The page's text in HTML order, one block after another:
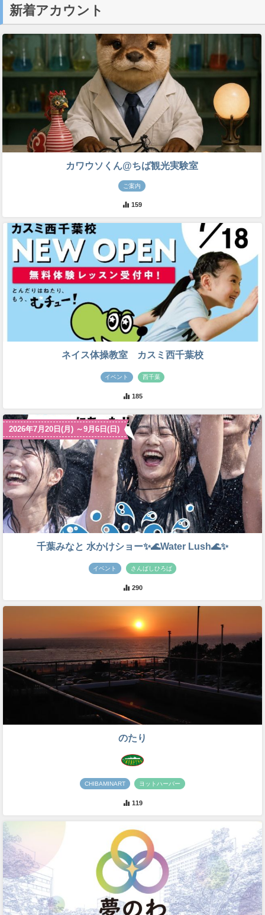
新着アカウント
カワウソくん@ちば観光実験室
ご案内
159
ネイス体操教室 カスミ西千葉校
イベント 西千葉
185
2026年7月20日(月) ～9月6日(日)
千葉みなと 水かけショー✨🌊Water Lush🌊✨
イベント さんばしひろば
290
のたり
CHIBAMINART ヨットハーバー
119